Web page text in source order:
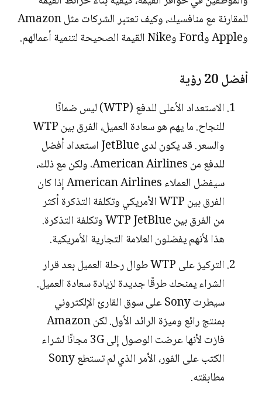
للمقارنة مع منافسيك، وكيف تعتبر الشركات مثل Amazon
وApple وFord وNike القيمة الصحيحة لتنمية أعمالهم.
أفضل 20 رؤية
الاستعداد الأعلى للدفع (WTP) ليس ضمانًا
للنجاح. ما يهم هو سعادة العميل، الفرق بين WTP
والسعر. قد يكون لدى JetBlue استعداد أفضل
للدفع من American Airlines. ولكن مع ذلك،
سيفضل العملاء American Airlines إذا كان
الفرق بين WTP الأمريكي وتكلفة التذكرة أكثر
من الفرق بين WTP JetBlue وتكلفة التذكرة.
هذا لأنهم يفضلون العلامة التجارية الأمريكية.
التركيز على WTP طوال رحلة العميل بعد قرار
الشراء يمنحك طرقًا جديدة لزيادة سعادة العميل.
سيطرت Sony على سوق القارئ الإلكتروني
بمنتج رائع وميزة الرائد الأول. لكن Amazon
فازت لأنها عرضت الوصول إلى 3G مجانًا لشراء
الكتب على الفور، الأمر الذي لم تستطع Sony
مطابقته.